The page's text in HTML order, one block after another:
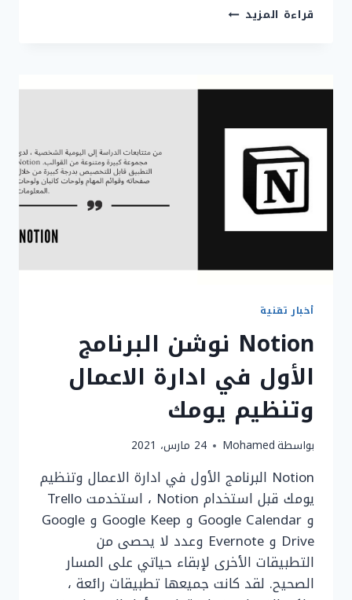
قراءة المزيد تحميل
للكمبيوتر
أخبار تقنية
Notion نوشن البرنامج
الأول في ادارة الاعمال
وتنظيم يومك
بواسطةMohamed 24 مارس، 2021
Notion البرنامج الأول في ادارة الاعمال وتنظيم
يومك قبل استخدام Notion ، استخدمت Trello
و Google Calendar و Google Keep و Google
Drive و Evernote وعدد لا يحصى من
التطبيقات الأخرى لإبقاء حياتي على المسار
الصحيح. لقد كانت جميعها تطبيقات رائعة ،